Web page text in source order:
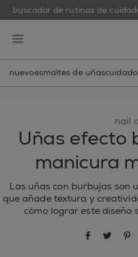
buscador de rutinas de
nuevoesmaltes de uñas
nail
Uñas efecto
manicura
Las uñas con burbujas son
que añade textura y
cómo lograr este diseño